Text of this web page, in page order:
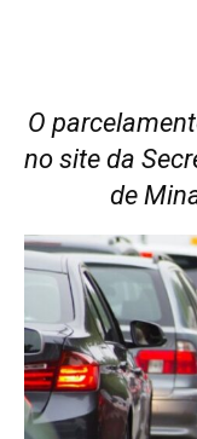
O
no site da
de